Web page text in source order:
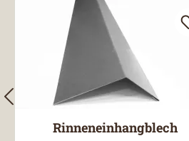
Rinneneinhangblech